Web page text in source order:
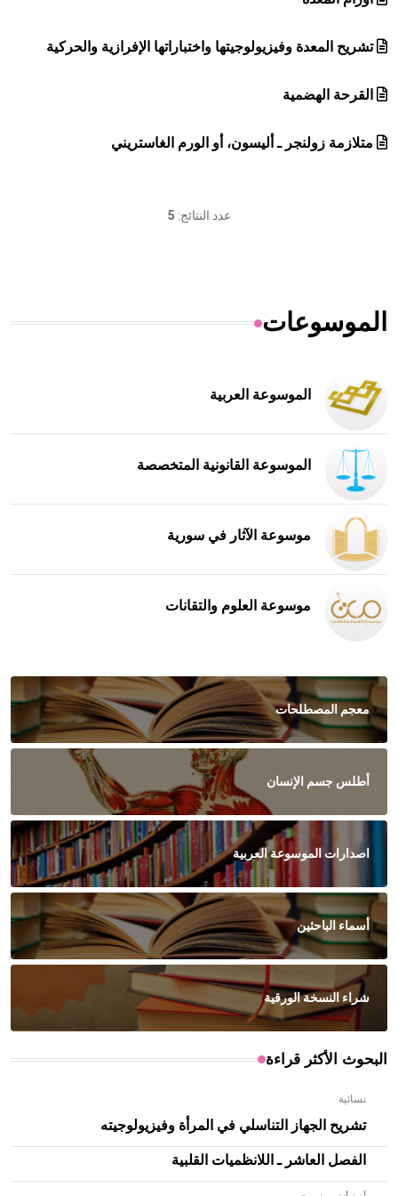
تشريح المعدة وفيزيولوجيتها واختباراتها الإفرازية والحركية
القرحة الهضمية
متلازمة زولنجر ـ أليسون، أو الورم الغاستريني
عدد النتائج: 5
الموسوعات
الموسوعة العربية
الموسوعة القانونية المتخصصة
موسوعة الآثار في سورية
موسوعة العلوم والتقانات
معجم المصطلحات
أطلس جسم الإنسان
اصدارات الموسوعة العربية
أسماء الباحثين
شراء النسخة الورقية
البحوث الأكثر قراءة
نسائية
تشريح الجهاز التناسلي في المرأة وفيزيولوجيته
الفصل العاشر ـ اللانظميات القلبية